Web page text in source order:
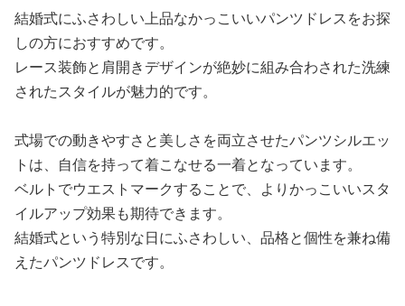
結婚式にふさわしい上品なかっこいいパンツドレスをお探
しの方におすすめです。
レース装飾と肩開きデザインが絶妙に組み合わされた洗練
されたスタイルが魅力的です。
式場での動きやすさと美しさを両立させたパンツシルエッ
トは、自信を持って着こなせる一着となっています。
ベルトでウエストマークすることで、よりかっこいいスタ
イルアップ効果も期待できます。
結婚式という特別な日にふさわしい、品格と個性を兼ね備
えたパンツドレスです。